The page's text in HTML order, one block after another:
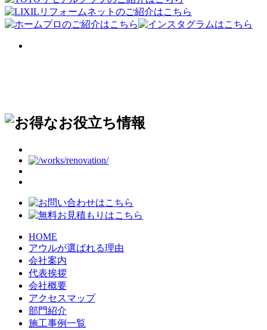
HOME
アウルが選ばれる理由
会社案内
代表挨拶
会社概要
アクセスマップ
部門紹介
施工事例一覧